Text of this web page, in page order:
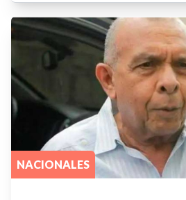
NACIONALES